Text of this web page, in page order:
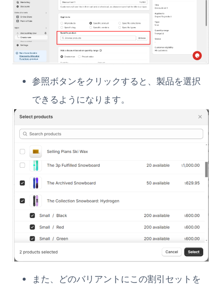
参照ボタンをクリックすると、製品を選択
できるようになります。
また、どのバリアントにこの割引セットを